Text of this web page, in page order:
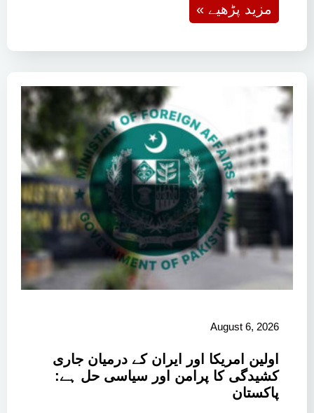
« مزید پڑھیے
August 6, 2026
اولین امریکا اور ایران کے درمیان جاری
کشیدگی کا پرامن اور سیاسی حل ہے:
پاکستان